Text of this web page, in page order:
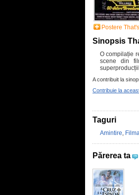
Postere
Sinopsis
O compilație
scene din
A contribuit la
Contribuie la
Taguri
Amintire,
Părerea ta